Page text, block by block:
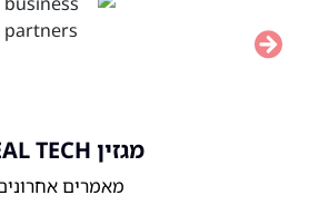
Next
מגזין REAL TECH
מאמרים